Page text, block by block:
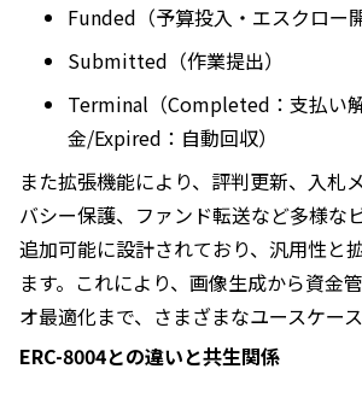
Funded（予算投入・エスクロー開
Submitted（作業提出）
Terminal（Completed：支払い
金/Expired：自動回収）
また拡張機能により、評判更新、入札
バシー保護、ファンド転送など多様な
追加可能に設計されており、汎用性と
ます。これにより、画像生成から資金
オ最適化まで、さまざまなユースケー
ERC-8004との違いと共生関係